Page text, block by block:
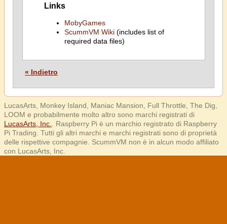
Links
MobyGames
ScummVM Wiki(includes list of
required data files)
« Indietro
LucasArts, Monkey Island, Maniac Mansion, Full Throttle, The Dig,
LOOM e probabilmente molto altro sono marchi registrati di
LucasArts, Inc.
. Raspberry Pi è un marchio registrato di Raspberry
Pi Trading. Tutti gli altri marchi e marchi registrati sono di proprietà
delle rispettive compagnie. ScummVM non è in alcun modo affiliato
con LucasArts, Inc.